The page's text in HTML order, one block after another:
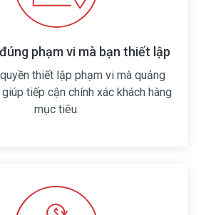
phạm vi mà bạn thiết lập
thiết lập phạm vi mà quảng
tiếp cận chính xác khách hàng
mục tiêu.